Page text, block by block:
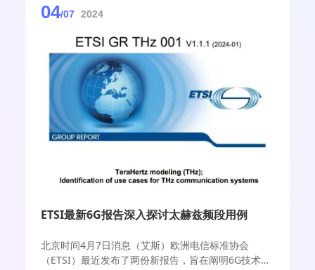
04/07 2024
ETSI最新6G报告深入探讨太赫兹频段用例
北京时间4月7日消息（艾斯）欧洲电信标准协会
（ETSI）最近发布了两份新报告，旨在阐明6G技术的